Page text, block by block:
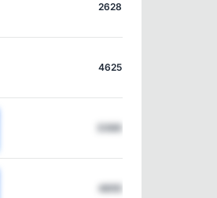
2628
4625
3388
4855